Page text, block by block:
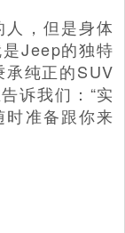
，但是身体
Jeep的独特
纯正的SUV
诉我们：“实
准备跟你来